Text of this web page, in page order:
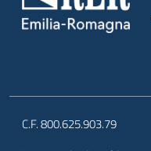
C.F. 800.625.903.79